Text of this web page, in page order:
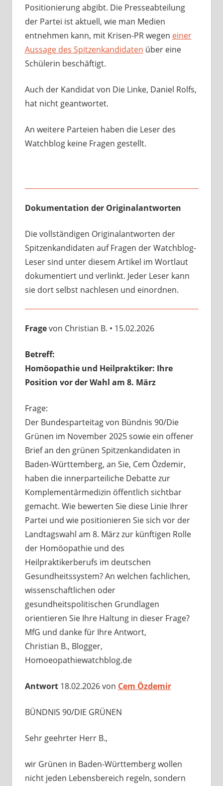
Positionierung abgibt. Die Presseabteilung
der Partei ist aktuell, wie man Medien
entnehmen kann, mit Krisen-PR wegen einer
Aussage des Spitzenkandidaten über eine
Schülerin beschäftigt.
Auch der Kandidat von Die Linke, Daniel Rolfs,
hat nicht geantwortet.
An weitere Parteien haben die Leser des
Watchblog keine Fragen gestellt.
Dokumentation der Originalantworten
Die vollständigen Originalantworten der
Spitzenkandidaten auf Fragen der Watchblog-
Leser sind unter diesem Artikel im Wortlaut
dokumentiert und verlinkt. Jeder Leser kann
sie dort selbst nachlesen und einordnen.
Fragevon Christian B. • 15.02.2026
Betreff:
Homöopathie und Heilpraktiker: Ihre
Position vor der Wahl am 8. März
Frage:
Der Bundesparteitag von Bündnis 90/Die
Grünen im November 2025 sowie ein offener
Brief an den grünen Spitzenkandidaten in
Baden-Württemberg, an Sie, Cem Özdemir,
haben die innerparteiliche Debatte zur
Komplementärmedizin öffentlich sichtbar
gemacht. Wie bewerten Sie diese Linie Ihrer
Partei und wie positionieren Sie sich vor der
Landtagswahl am 8. März zur künftigen Rolle
der Homöopathie und des
Heilpraktikerberufs im deutschen
Gesundheitssystem? An welchen fachlichen,
wissenschaftlichen oder
gesundheitspolitischen Grundlagen
orientieren Sie Ihre Haltung in dieser Frage?
MfG und danke für Ihre Antwort,
Christian B., Blogger,
Homoeopathiewatchblog.de
Antwort18.02.2026 von Cem Özdemir
BÜNDNIS 90/­DIE GRÜNEN
Sehr geehrter Herr B.,
wir Grünen in Baden-Württemberg wollen
nicht jeden Lebensbereich regeln, sondern